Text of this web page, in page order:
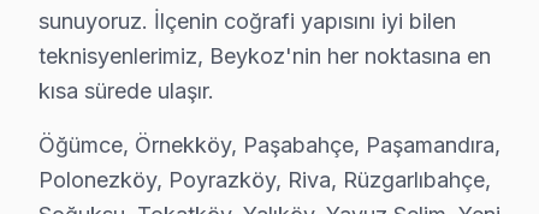
Anadolu Hisarı'nda Rowenta TV Servisi
Anadolu Hisarı, Rowenta ekran kullanıcıları için en
Anadolu Kavağı’nda Rowenta ekran’lerde sıkça
sunuyoruz. İlçenin coğrafi yapısını iyi bilen
teknisyenlerimiz, Beykoz'nin her noktasına en
kısa sürede ulaşır.
Öğümce, Örnekköy, Paşabahçe, Paşamandıra,
Polonezköy, Poyrazköy, Riva, Rüzgarlıbahçe,